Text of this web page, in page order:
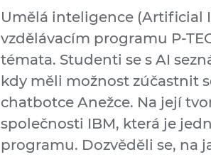
Umělá inteligence (Artificial
vzdělávacím programu P-
témata. Studenti se s AI
kdy měli možnost zúčastnit
chatbotce Anežce. Na její
společnosti IBM, která je
programu. Dozvěděli se, na